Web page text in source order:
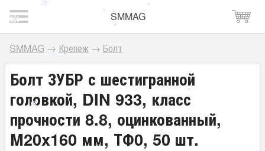
SMMAG
SMMAG → Крепеж → Болт
Болт ЗУБР с шестигранной
головкой, DIN 933, класс
прочности 8.8, оцинкованный,
M20x160 мм, ТФ0, 50 шт.